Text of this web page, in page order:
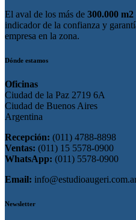
El aval de los más de 300.000
indicador de la confianza y
empresa en la zona.
Dónde estamos
Oficinas
Ciudad de la Paz 2719 6A
Ciudad de Buenos Aires
Argentina
Recepción: (011) 4788-8898
Ventas: (011) 15 5578-0900
WhatsApp: (011) 5578-0900
Email:
Newsletter